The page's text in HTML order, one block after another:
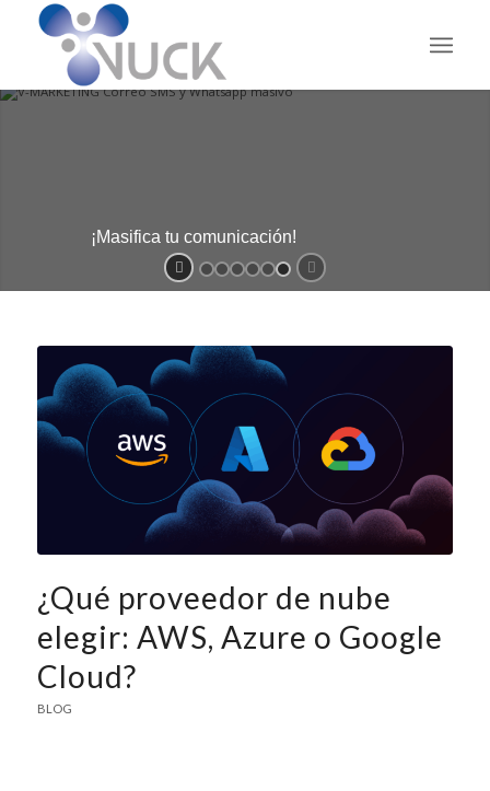
¡Masifica tu comunicación!
¿Qué proveedor de nube
elegir: AWS, Azure o Google
Cloud?
BLOG